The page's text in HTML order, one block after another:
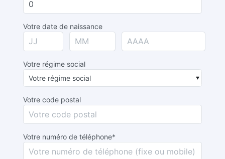
Votre date de naissance
Votre régime social
Votre code postal
Votre numéro de téléphone*